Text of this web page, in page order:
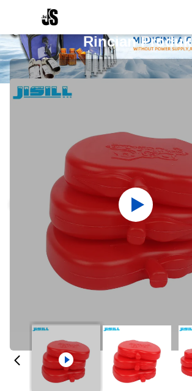
Rincian Produk